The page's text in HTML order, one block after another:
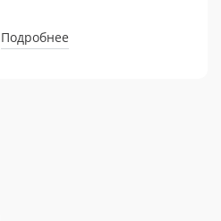
Подробнее